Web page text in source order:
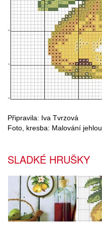
Připravila: Iva Tvrzová
Foto, kresba: Malování jehlou
SLADKÉ HRUŠKY